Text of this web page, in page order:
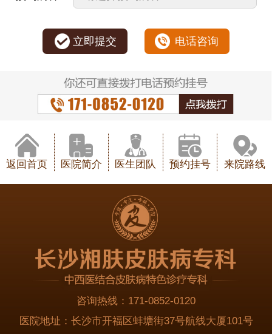
立即提交 电话咨询
返回首页 医院简介 医生团队 预约挂号 来院路线
咨询热线： 171-0852-0120
医院地址： 长沙市开福区蚌塘街37号航线大厦101号